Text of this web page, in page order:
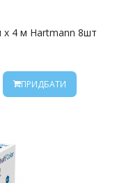
х 4 м Hartmann 8шт
ПРИДБАТИ